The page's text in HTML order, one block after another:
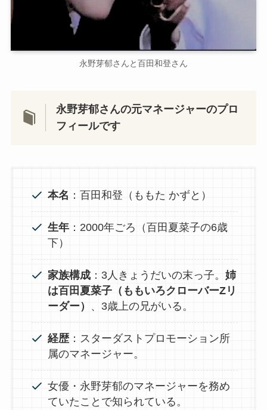
永野芽郁さんと百田和登さん
永野芽郁さんの元マネージャーのプロ
フィールです
本名 ：百田和登（ももた かずと）
生年 ：2000年ごろ（百田夏菜子の6歳
下）
家族構成 ：3人きょうだいの末っ子。姉
は百田夏菜子（ももいろクローバーZリ
ーダー） 、3歳上の兄がいる。
経歴 ：スターダストプロモーション所
属のマネージャー。
女優・永野芽郁のマネージャーを務め
ていたことで知られている。